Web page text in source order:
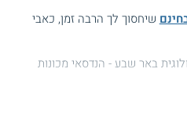
שיחסוך לך הרבה זמן, כאבי
באר שבע - הנדסאי מכונות